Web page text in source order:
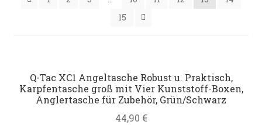
Kontakt
15
Q-Tac XC1 Angeltasche Robust u. Praktisch,
Karpfentasche groß mit Vier Kunststoff-Boxen,
Anglertasche für Zubehör, Grün/Schwarz
44,90 €